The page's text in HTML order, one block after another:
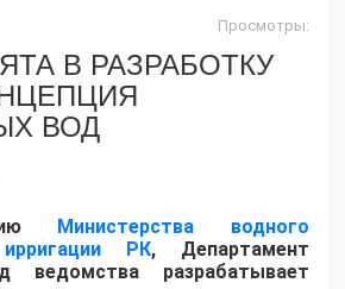
Просмотры:
В РАЗРАБОТКУ
ВОД
Министерства водного
РК, Департамент
ведомства разрабатывает